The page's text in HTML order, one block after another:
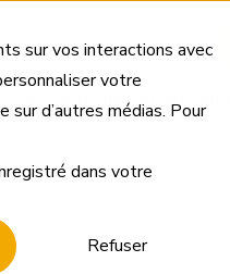
sur vos interactions avec
votre
sur d’autres médias. Pour
dans votre
Refuser
Accès client EN FR
Industries